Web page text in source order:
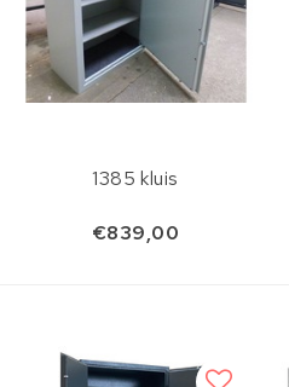
1385 kluis
€839,00